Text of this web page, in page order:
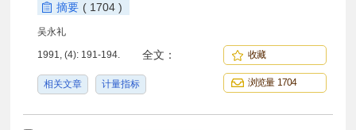
摘要 ( 1704 )
吴永礼
1991, (4): 191-194. 全文：
相关文章 计量指标
收藏
浏览量 1704